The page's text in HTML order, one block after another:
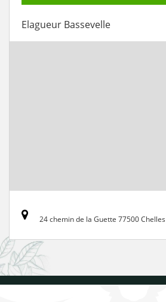
Elagueur Bassevelle
24 chemin de la Guette 77500 Chelles